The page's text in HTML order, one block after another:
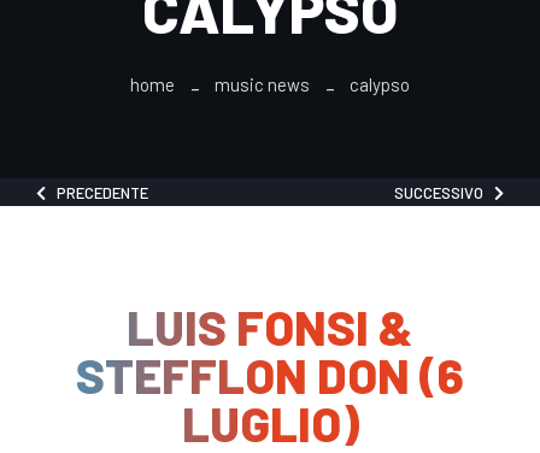
home music news calypso
PRECEDENTE SUCCESSIVO
LUIS FONSI &
STEFFLON DON (6
LUGLIO)